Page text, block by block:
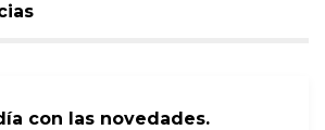
con las novedades.